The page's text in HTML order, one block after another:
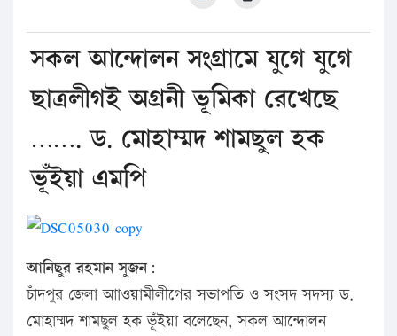
সকল আন্দোলন সংগ্রামে যুগে যুগে
ছাত্রলীগই অগ্রনী ভূমিকা রেখেছে
……. ড. মোহাম্মদ শামছুল হক
ভূঁইয়া এমপি
আনিছুর রহমান সুজন:
চাঁদপুর জেলা আাওয়ামীলীগের সভাপতি ও সংসদ সদস্য ড.
মোহাম্মদ শামছুল হক ভূঁইয়া বলেছেন, সকল আন্দোলন